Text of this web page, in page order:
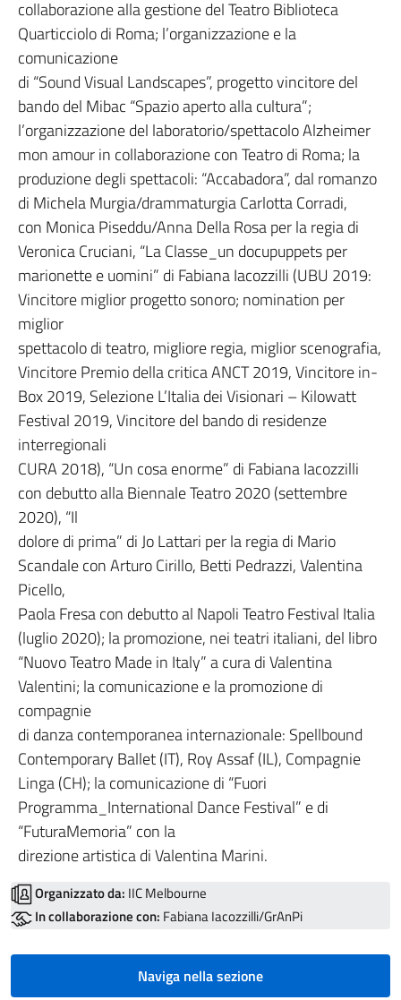
collaborazione alla gestione del Teatro Biblioteca
Quarticciolo di Roma; l’organizzazione e la
comunicazione
di “Sound Visual Landscapes”, progetto vincitore del
bando del Mibac “Spazio aperto alla cultura”;
l’organizzazione del laboratorio/spettacolo Alzheimer
mon amour in collaborazione con Teatro di Roma; la
produzione degli spettacoli: “Accabadora”, dal romanzo
di Michela Murgia/drammaturgia Carlotta Corradi,
con Monica Piseddu/Anna Della Rosa per la regia di
Veronica Cruciani, “La Classe_un docupuppets per
marionette e uomini” di Fabiana Iacozzilli (UBU 2019:
Vincitore miglior progetto sonoro; nomination per
miglior
spettacolo di teatro, migliore regia, miglior scenografia,
Vincitore Premio della critica ANCT 2019, Vincitore in-
Box 2019, Selezione L’Italia dei Visionari – Kilowatt
Festival 2019, Vincitore del bando di residenze
interregionali
CURA 2018), “Un cosa enorme” di Fabiana Iacozzilli
con debutto alla Biennale Teatro 2020 (settembre
2020), “Il
dolore di prima” di Jo Lattari per la regia di Mario
Scandale con Arturo Cirillo, Betti Pedrazzi, Valentina
Picello,
Paola Fresa con debutto al Napoli Teatro Festival Italia
(luglio 2020); la promozione, nei teatri italiani, del libro
“Nuovo Teatro Made in Italy” a cura di Valentina
Valentini; la comunicazione e la promozione di
compagnie
di danza contemporanea internazionale: Spellbound
Contemporary Ballet (IT), Roy Assaf (IL), Compagnie
Linga (CH); la comunicazione di “Fuori
Programma_International Dance Festival” e di
“FuturaMemoria” con la
direzione artistica di Valentina Marini.
Organizzato da: IIC Melbourne
In collaborazione con: Fabiana Iacozzilli/GrAnPi
Naviga nella sezione